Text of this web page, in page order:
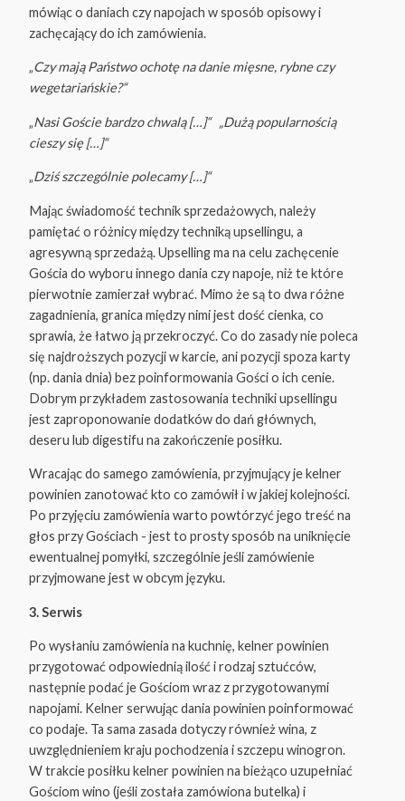
mówiąc o daniach czy napojach w sposób opisowy i
zachęcający do ich zamówienia.
„Czy mają Państwo ochotę na danie mięsne, rybne czy
wegetariańskie?“
„Nasi Goście bardzo chwalą […]“ „Dużą popularnością
cieszy się […]“
„Dziś szczególnie polecamy […]“
Mając świadomość technik sprzedażowych, należy
pamiętać o różnicy między techniką upsellingu, a
agresywną sprzedażą. Upselling ma na celu zachęcenie
Gościa do wyboru innego dania czy napoje, niż te które
pierwotnie zamierzał wybrać. Mimo że są to dwa różne
zagadnienia, granica między nimi jest dość cienka, co
sprawia, że łatwo ją przekroczyć. Co do zasady nie poleca
się najdroższych pozycji w karcie, ani pozycji spoza karty
(np. dania dnia) bez poinformowania Gości o ich cenie.
Dobrym przykładem zastosowania techniki upsellingu
jest zaproponowanie dodatków do dań głównych,
deseru lub digestifu na zakończenie posiłku.
Wracając do samego zamówienia, przyjmujący je kelner
powinien zanotować kto co zamówił i w jakiej kolejności.
Po przyjęciu zamówienia warto powtórzyć jego treść na
głos przy Gościach - jest to prosty sposób na uniknięcie
ewentualnej pomyłki, szczególnie jeśli zamówienie
przyjmowane jest w obcym języku.
3. Serwis
Po wysłaniu zamówienia na kuchnię, kelner powinien
przygotować odpowiednią ilość i rodzaj sztućców,
następnie podać je Gościom wraz z przygotowanymi
napojami. Kelner serwując dania powinien poinformować
co podaje. Ta sama zasada dotyczy również wina, z
uwzględnieniem kraju pochodzenia i szczepu winogron.
W trakcie posiłku kelner powinien na bieżąco uzupełniać
Gościom wino (jeśli została zamówiona butelka) i